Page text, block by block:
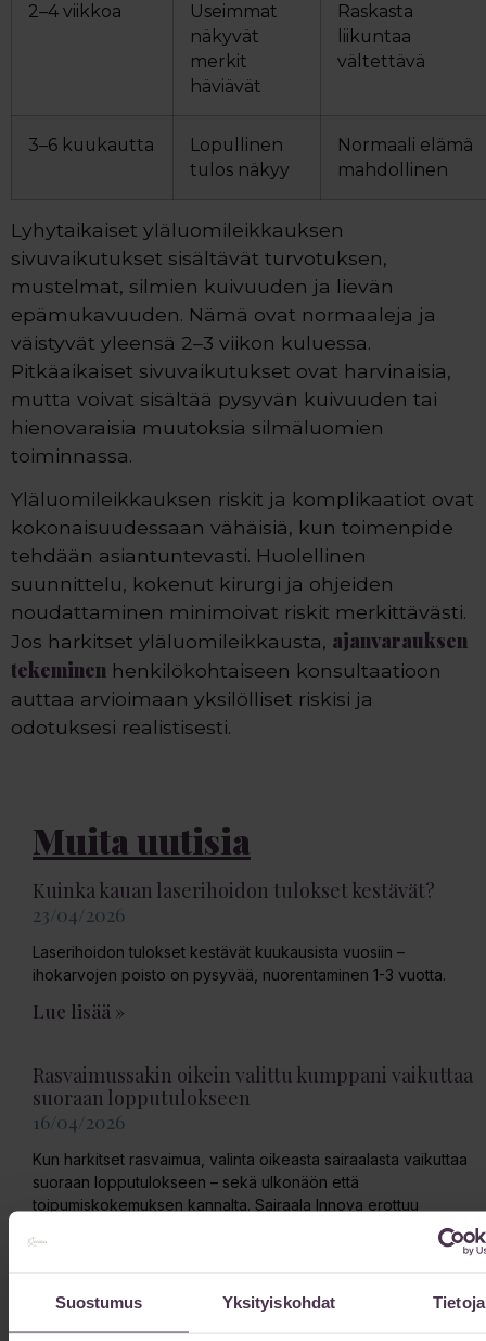
Suostumus Yksityiskohdat Tietoja
2–4 viikkoa
Useimmat
näkyvät
merkit
häviävät
Raskasta
liikuntaa
vältettävä
3–6 kuukautta
Lopullinen
tulos näkyy
Normaali elämä
mahdollinen
Lyhytaikaiset yläluomileikkauksen
sivuvaikutukset sisältävät turvotuksen,
mustelmat, silmien kuivuuden ja lievän
epämukavuuden. Nämä ovat normaaleja ja
väistyvät yleensä 2–3 viikon kuluessa.
Pitkäaikaiset sivuvaikutukset ovat harvinaisia,
mutta voivat sisältää pysyvän kuivuuden tai
hienovaraisia muutoksia silmäluomien
toiminnassa.
Yläluomileikkauksen riskit ja komplikaatiot ovat
kokonaisuudessaan vähäisiä, kun toimenpide
tehdään asiantuntevasti. Huolellinen
suunnittelu, kokenut kirurgi ja ohjeiden
noudattaminen minimoivat riskit merkittävästi.
Jos harkitset yläluomileikkausta, ajanvarauksen
tekeminen henkilökohtaiseen konsultaatioon
auttaa arvioimaan yksilölliset riskisi ja
odotuksesi realistisesti.
Muita uutisia
Kuinka kauan laserihoidon tulokset kestävät?
23/04/2026
Laserihoidon tulokset kestävät kuukausista vuosiin –
ihokarvojen poisto on pysyvää, nuorentaminen 1-3 vuotta.
Lue lisää »
Rasvaimussakin oikein valittu kumppani vaikuttaa
suoraan lopputulokseen
16/04/2026
Kun harkitset rasvaimua, valinta oikeasta sairaalasta vaikuttaa
suoraan lopputulokseen – sekä ulkonäön että
toipumiskokemuksen kannalta. Sairaala Innova erottuu
tarjoamalla yksilöllisesti räätälöityä hoitoa modernin teknologian
avulla.